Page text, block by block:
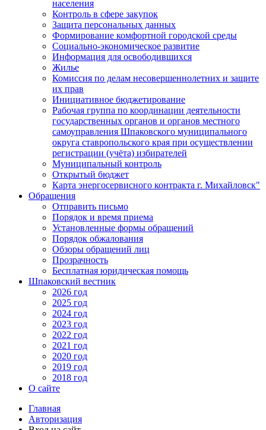
населения
Контроль в сфере закупок
Защита персональных данных
Формирование комфортной городской среды
Социально-экономическое развитие
Информация для освободившихся
Жилье
Комиссия по делам несовершеннолетних и защите
их прав
Инициативное бюджетирование
Рабочая группа по координации деятельности
государственных органов и органов местного
самоуправления Шпаковского муниципального
округа ставропольского края при осуществлении
регистрации (учёта) избирателей
Муниципальный контроль
Открытый бюджет
Карта энергосервисного контракта г. Михайловск"
Обращения
Отправить письмо
Порядок и время приема
Установленные формы обращений
Порядок обжалования
Обзоры обращений лиц
Прозрачность
Бесплатная юридическая помощь
Шпаковский вестник
2026 год
2025 год
2024 год
2023 год
2022 год
2021 год
2020 год
2019 год
2018 год
О сайте
Главная
Авторизация